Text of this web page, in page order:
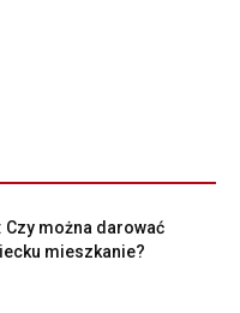
Czy można darować
mieszkanie?